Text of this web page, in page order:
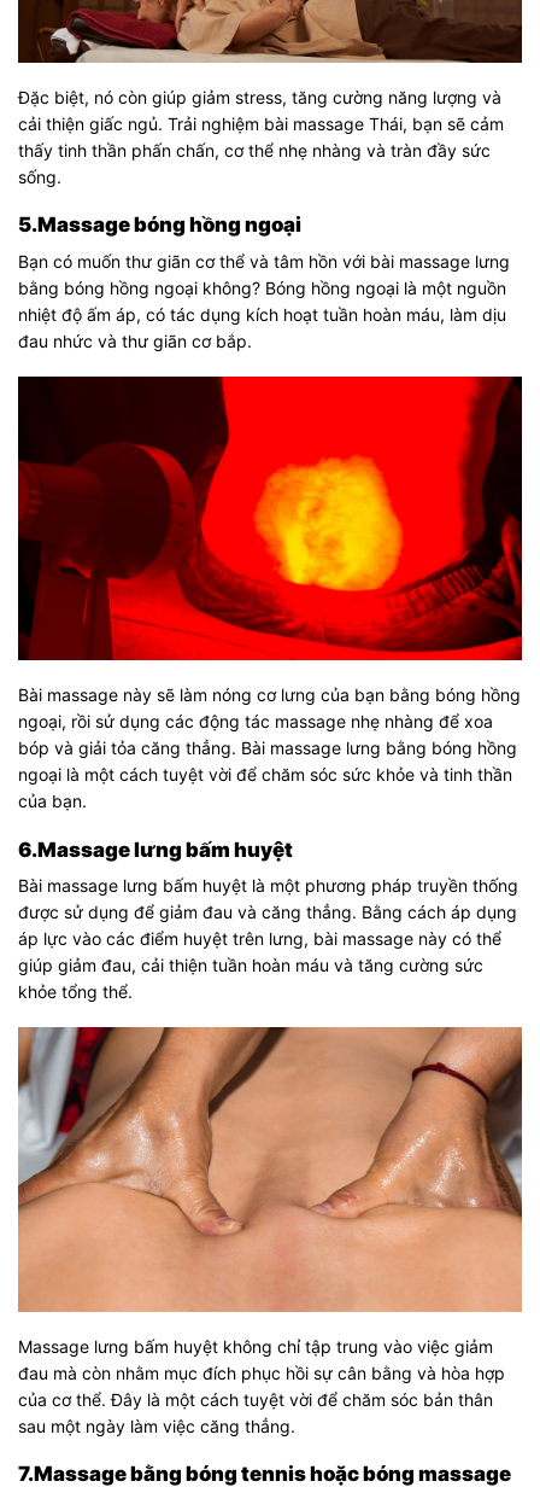
Đặc biệt, nó còn giúp giảm stress, tăng cường năng lượng và
cải thiện giấc ngủ. Trải nghiệm bài massage Thái, bạn sẽ cảm
thấy tinh thần phấn chấn, cơ thể nhẹ nhàng và tràn đầy sức
sống.
5.Massage bóng hồng ngoại
Bạn có muốn thư giãn cơ thể và tâm hồn với bài massage lưng
bằng bóng hồng ngoại không? Bóng hồng ngoại là một nguồn
nhiệt độ ấm áp, có tác dụng kích hoạt tuần hoàn máu, làm dịu
đau nhức và thư giãn cơ bắp.
Bài massage này sẽ làm nóng cơ lưng của bạn bằng bóng hồng
ngoại, rồi sử dụng các động tác massage nhẹ nhàng để xoa
bóp và giải tỏa căng thẳng. Bài massage lưng bằng bóng hồng
ngoại là một cách tuyệt vời để chăm sóc sức khỏe và tinh thần
của bạn.
6.Massage lưng bấm huyệt
Bài massage lưng bấm huyệt là một phương pháp truyền thống
được sử dụng để giảm đau và căng thẳng. Bằng cách áp dụng
áp lực vào các điểm huyệt trên lưng, bài massage này có thể
giúp giảm đau, cải thiện tuần hoàn máu và tăng cường sức
khỏe tổng thể.
Massage lưng bấm huyệt không chỉ tập trung vào việc giảm
đau mà còn nhằm mục đích phục hồi sự cân bằng và hòa hợp
của cơ thể. Đây là một cách tuyệt vời để chăm sóc bản thân
sau một ngày làm việc căng thẳng.
7.Massage bằng bóng tennis hoặc bóng massage